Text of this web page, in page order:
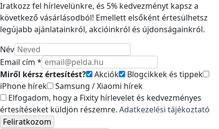
Iratkozz fel hírlevelünkre, és 5% kedvezményt kapsz a
következő vásárlásodból! Emellett elsőként értesülhetsz
legújabb ajánlatainkról, akcióinkról és újdonságainkról.
Név
Email cím *
Miről kérsz értesítést?
Akciók
Blogcikkek és tippek
iPhone hírek
Samsung / Xiaomi hírek
Elfogadom, hogy a Fixity hírlevelet és kedvezményes
értesítéseket küldjön részemre. Adatkezelési tájékoztató
Feliratkozom